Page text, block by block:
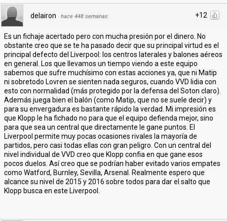
+12
delairon · hace 448 semanas
Es un fichaje acertado pero con mucha presión por el dinero. No
obstante creo que se te ha pasado decir que su principal virtud es el
principal defecto del Liverpool: los centros laterales y balones aéreos
en general. Los que llevamos un tiempo viendo a este equipo
sabemos que sufre muchísimo con estas acciones ya, que ni Matip
ni sobretodo Lovren se sienten nada seguros, cuando VVD lidia con
esto con normalidad (más protegido por la defensa del Soton claro).
Además juega bien el balón (como Matip, que no se suele decir) y
para su envergadura es bastante rápido la verdad. Mi impresión es
que Klopp le ha fichado no para que el equipo defienda mejor, sino
para que sea un central que directamente le gane puntos. El
Liverpool permite muy pocas ocasiones rivales la mayoría de
partidos, pero casi todas ellas con gran peligro. Con un central del
nivel individual de VVD creo que Klopp confia en que gane esos
pocos duelos. Así creo que se podrían haber evitado varios empates
como Watford, Burnley, Sevilla, Arsenal. Realmente espero que
alcance su nivel de 2015 y 2016 sobre todos para dar el salto que
Klopp busca en este Liverpool.